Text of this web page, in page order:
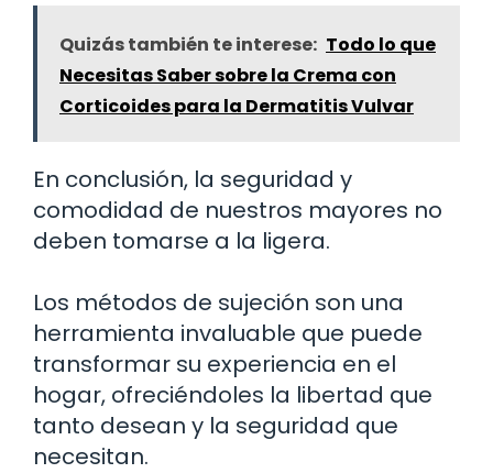
Quizás también te interese: Todo lo que
Necesitas Saber sobre la Crema con
Corticoides para la Dermatitis Vulvar
En conclusión, la seguridad y
comodidad de nuestros mayores no
deben tomarse a la ligera.
Los métodos de sujeción son una
herramienta invaluable que puede
transformar su experiencia en el
hogar, ofreciéndoles la libertad que
tanto desean y la seguridad que
necesitan.